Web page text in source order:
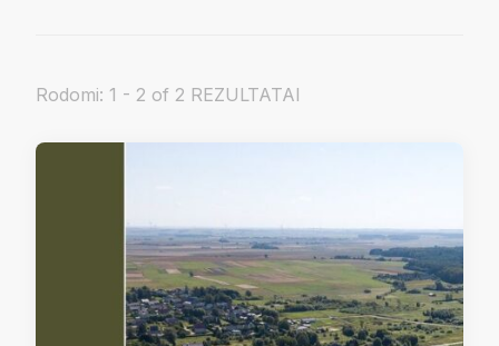
Rodomi: 1 - 2 of 2 REZULTATAI